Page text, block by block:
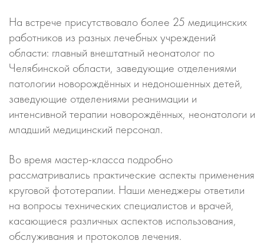
На встрече присутствовало более 25 медицинских
работников из разных лечебных учреждений
области: главный внештатный неонатолог по
Челябинской области, заведующие отделениями
патологии новорождённых и недоношенных детей,
заведующие отделениями реанимации и
интенсивной терапии новорождённых, неонатологи и
младший медицинский персонал.
Во время мастер-класса подробно
рассматривались практические аспекты применения
круговой фототерапии. Наши менеджеры ответили
на вопросы технических специалистов и врачей,
касающиеся различных аспектов использования,
обслуживания и протоколов лечения.